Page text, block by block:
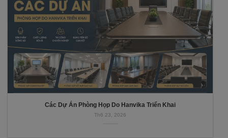
Các Dự Án Phòng Họp Do Hanvika Triển Khai
Th6 23, 2026